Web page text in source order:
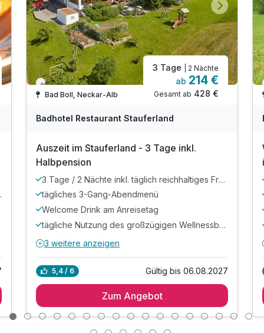
2 Erwachsene
Ausstattung
Für 5 Tage p.P. ab426,00 €
Verfügbar bis Dezember
Bad Boll, Neckar-Alb
3 Tage | 2 Nächte
ab 214 €
Gesamt ab 428 €
Badhotel Restaurant Stauferland
Auszeit im Stauferland - 3 Tage inkl.
Halbpension
3 Tage / 2 Nächte inkl. täglich reichhaltiges Frühstücksbuffet
tägliches 3-Gang-Abendmenü
Welcome Drink am Anreisetag
tägliche Nutzung des großzügigen Wellnessbereichs inkl. Schwimmbad, Brechelbad, Sauna und Infrarotkabine
Alle Inklusivleistungen
Frühstücksbuffet
tägliches 3-Gang-Abendmenü
3 weitere anzeigen
5,4 / 6 Gültig bis 06.08.2027
Zum Angebot